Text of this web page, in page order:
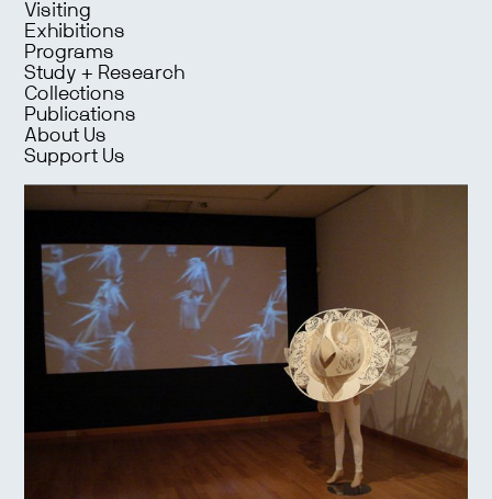
Visiting
Exhibitions
Programs
Study + Research
Collections
Publications
About Us
Support Us